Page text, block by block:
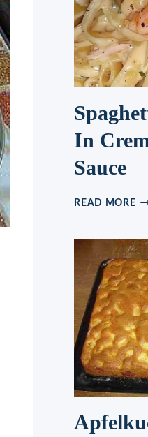
In
Sauce
READ MORE
IN